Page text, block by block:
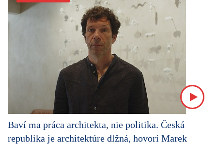
Baví ma práca architekta, nie politika. Česká
republika je architektúre dlžná, hovorí Marek